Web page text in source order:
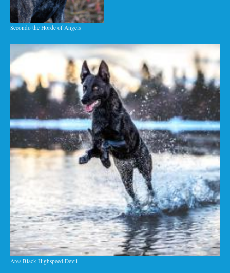
Secondo the Horde of Angels
Ares Black Highspeed Devil